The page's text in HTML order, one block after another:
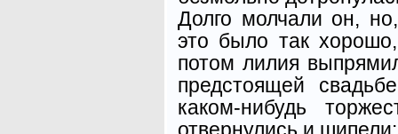
Долго молчали он,
это было так
потом лилия
предстоящей
каком-нибудь